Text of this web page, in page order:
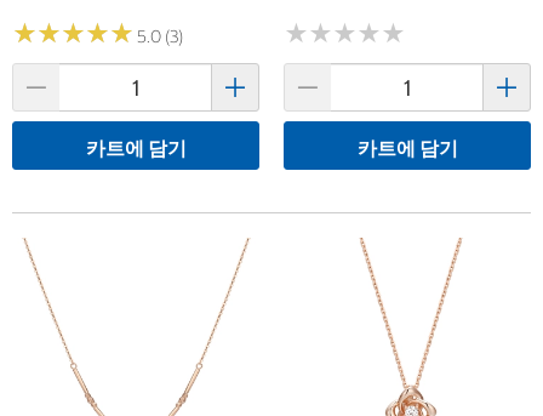
★★★★★
★★★★★ 5.0 (3)
카트에 담기
★★★★★
★★★★★
카트에 담기